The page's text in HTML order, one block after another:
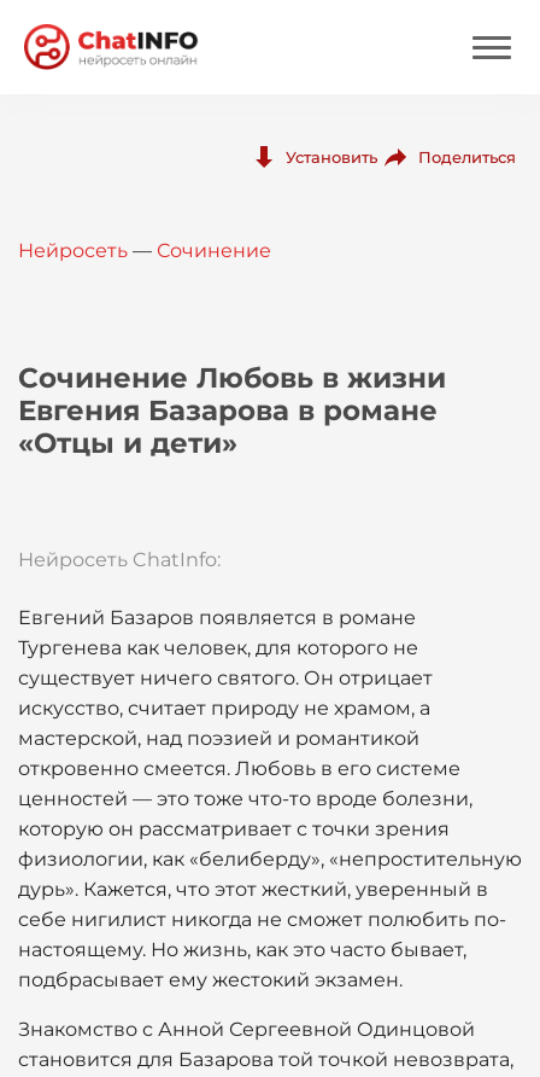
Вход
Установить Поделиться
Нейросеть — Сочинение
Сочинение Любовь в жизни
Евгения Базарова в романе
«Отцы и дети»
Нейросеть ChatInfo:
Евгений Базаров появляется в романе
Тургенева как человек, для которого не
существует ничего святого. Он отрицает
искусство, считает природу не храмом, а
мастерской, над поэзией и романтикой
откровенно смеется. Любовь в его системе
ценностей — это тоже что-то вроде болезни,
которую он рассматривает с точки зрения
физиологии, как «белиберду», «непростительную
дурь». Кажется, что этот жесткий, уверенный в
себе нигилист никогда не сможет полюбить по-
настоящему. Но жизнь, как это часто бывает,
подбрасывает ему жестокий экзамен.
Знакомство с Анной Сергеевной Одинцовой
становится для Базарова той точкой невозврата,